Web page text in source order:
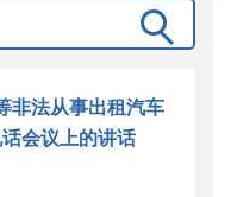
非法从事出租汽车
会议上的讲话